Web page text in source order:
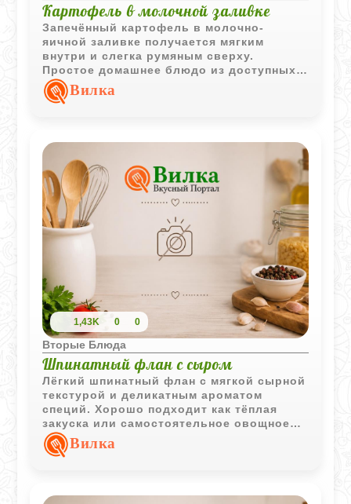
Картофель в молочной заливке
Запечённый картофель в молочно-
яичной заливке получается мягким
внутри и слегка румяным сверху.
Простое домашнее блюдо из доступных
продуктов хорошо подходит для обеда
или ужина.
Вилка
1,43K 0 0
Вторые Блюда
Шпинатный флан с сыром
Лёгкий шпинатный флан с мягкой сырной
текстурой и деликатным ароматом
специй. Хорошо подходит как тёплая
закуска или самостоятельное овощное
блюдо.Вилка